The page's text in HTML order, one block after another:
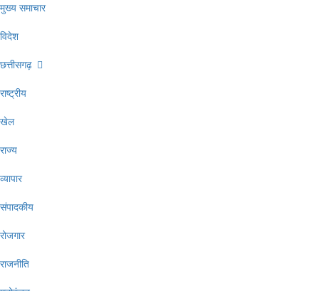
मुख्य समाचार
विदेश
छत्तीसगढ़
राष्ट्रीय
खेल
राज्य
व्यापार
संपादकीय
रोजगार
राजनीति